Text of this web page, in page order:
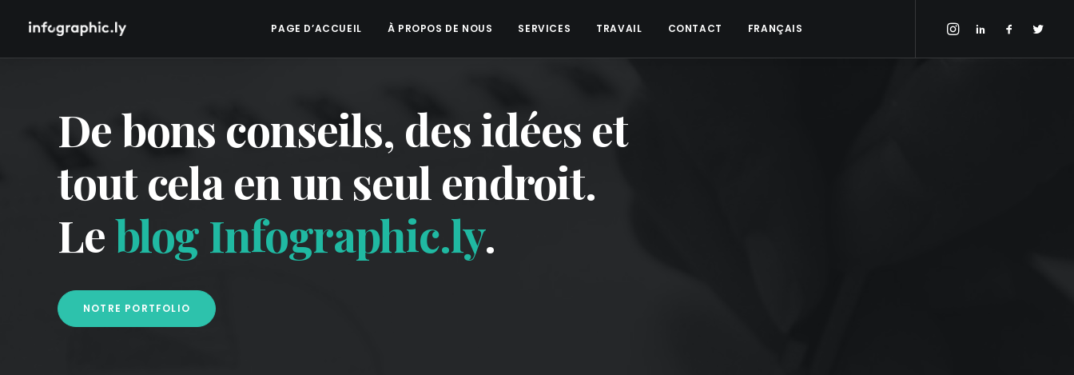
PAGE D’ACCUEIL À PROPOS DE NOUS SERVICES TRAVAIL CONTACT FRANÇAIS
De bons conseils, des idées et
tout cela en un seul endroit.
Leblog Infographic.ly.
NOTRE PORTFOLIO